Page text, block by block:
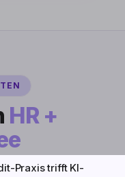
HR +
Praxis trifft KI-